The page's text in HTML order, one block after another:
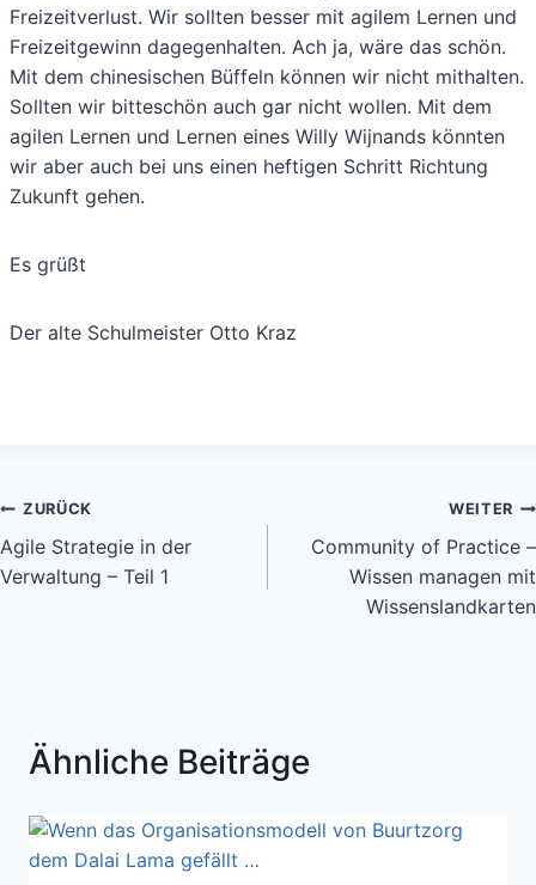
Freizeitverlust. Wir sollten besser mit agilem Lernen und
Freizeitgewinn dagegenhalten. Ach ja, wäre das schön.
Mit dem chinesischen Büffeln können wir nicht mithalten.
Sollten wir bitteschön auch gar nicht wollen. Mit dem
agilen Lernen und Lernen eines Willy Wijnands könnten
wir aber auch bei uns einen heftigen Schritt Richtung
Zukunft gehen.
Es grüßt
Der alte Schulmeister Otto Kraz
Beitragsnavigation
ZURÜCK
Agile Strategie in der
Verwaltung – Teil 1
WEITER
Community of Practice –
Wissen managen mit
Wissenslandkarten
Ähnliche Beiträge